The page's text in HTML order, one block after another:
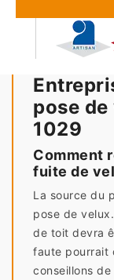
pose
1029
Comment
fuite de
La source du
pose de
de toit devra
faute pourrait
conseillons